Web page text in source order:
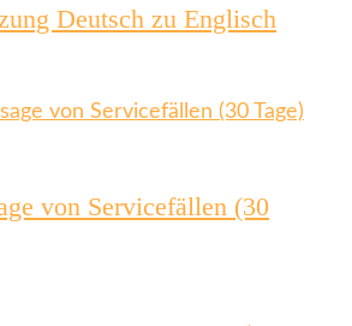
Deutsch zu Englisch
von Servicefällen (30